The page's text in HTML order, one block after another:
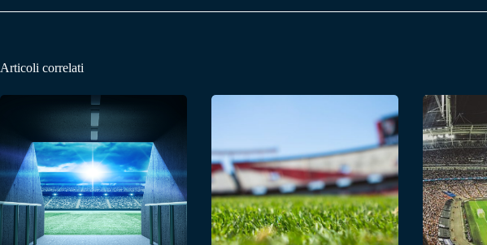
Articoli correlati